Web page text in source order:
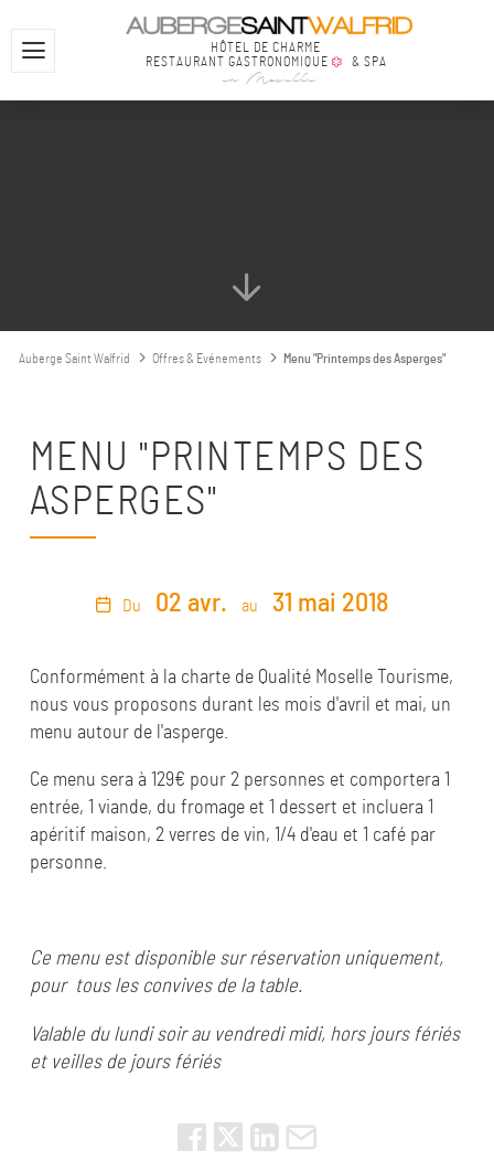
HÔTEL DE CHARME
RESTAURANT GASTRONOMIQUE
& SPA
en Moselle
Auberge Saint Walfrid Offres & Evénements Menu "Printemps des Asperges"
MENU "PRINTEMPS DES
ASPERGES"
Du 02 avr. au 31 mai 2018
Conformément à la charte de Qualité Moselle Tourisme,
nous vous proposons durant les mois d'avril et mai, un
menu autour de l'asperge.
Ce menu sera à 129€ pour 2 personnes et comportera 1
entrée, 1 viande, du fromage et 1 dessert et incluera 1
apéritif maison, 2 verres de vin, 1/4 d'eau et 1 café par
personne.
Ce menu est disponible sur réservation uniquement,
pour tous les convives de la table.
Valable du lundi soir au vendredi midi, hors jours fériés
et veilles de jours fériés